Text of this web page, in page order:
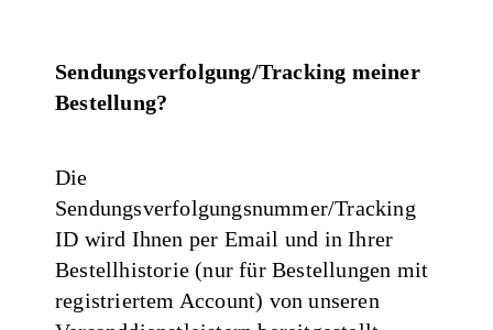
Sendungsverfolgung/Tracking meiner
Bestellung?
Die
Sendungsverfolgungsnummer/Tracking
ID wird Ihnen per Email und in Ihrer
Bestellhistorie (nur für Bestellungen mit
registriertem Account) von unseren